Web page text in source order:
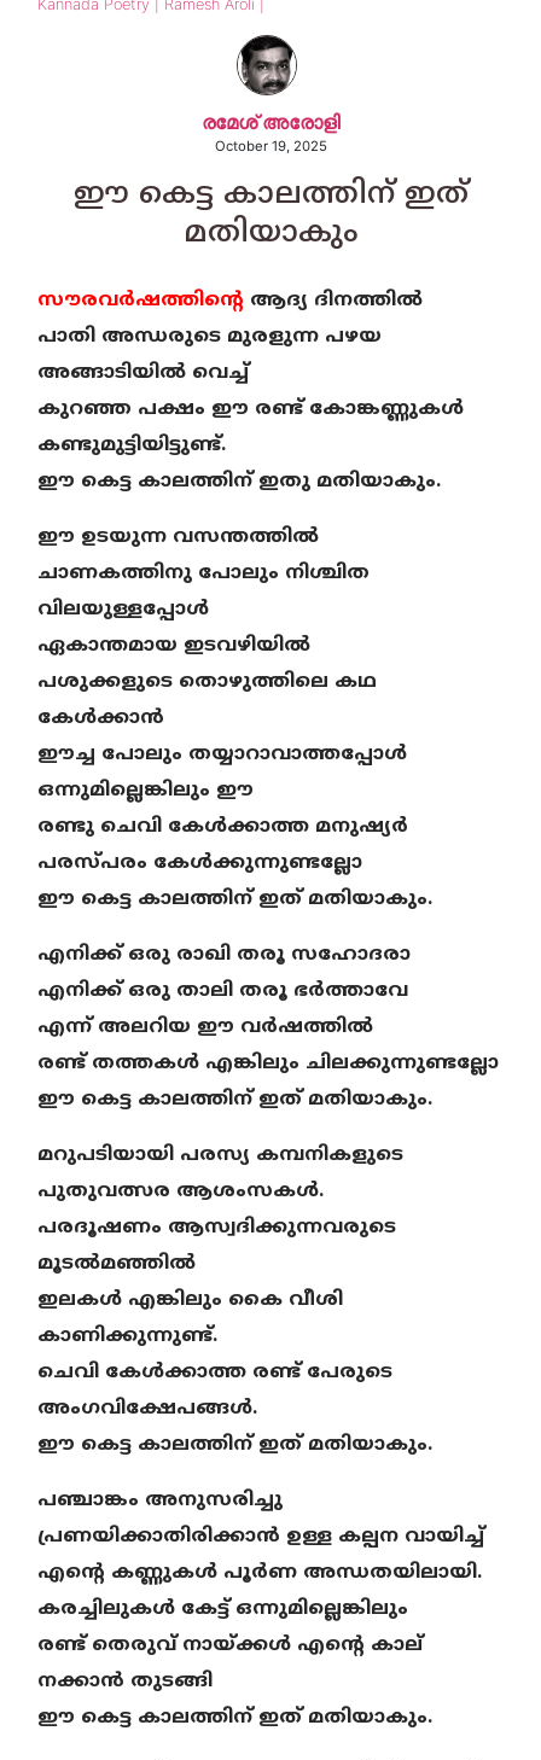
Kannada Poetry | Ramesh Aroli |
രമേശ്‌ അരോളി
October 19, 2025
ഈ കെട്ട കാലത്തിന് ഇത്
മതിയാകും
സൗരവര്‍ഷത്തിന്റെ ആദ്യ ദിനത്തില്‍
പാതി അന്ധരുടെ മുരളുന്ന പഴയ
അങ്ങാടിയില്‍ വെച്ച്
കുറഞ്ഞ പക്ഷം ഈ രണ്ട് കോങ്കണ്ണുകള്‍
കണ്ടുമുട്ടിയിട്ടുണ്ട്.
ഈ കെട്ട കാലത്തിന് ഇതു മതിയാകും.
ഈ ഉടയുന്ന വസന്തത്തില്‍
ചാണകത്തിനു പോലും നിശ്ചിത
വിലയുള്ളപ്പോള്‍
ഏകാന്തമായ ഇടവഴിയില്‍
പശുക്കളുടെ തൊഴുത്തിലെ കഥ
കേള്‍ക്കാന്‍
ഈച്ച പോലും തയ്യാറാവാത്തപ്പോള്‍
ഒന്നുമില്ലെങ്കിലും ഈ
രണ്ടു ചെവി കേള്‍ക്കാത്ത മനുഷ്യര്‍
പരസ്പരം കേള്‍ക്കുന്നുണ്ടല്ലോ
ഈ കെട്ട കാലത്തിന് ഇത് മതിയാകും.
എനിക്ക് ഒരു രാഖി തരൂ സഹോദരാ
എനിക്ക് ഒരു താലി തരൂ ഭര്‍ത്താവേ
എന്ന് അലറിയ ഈ വര്‍ഷത്തില്‍
രണ്ട് തത്തകള്‍ എങ്കിലും ചിലക്കുന്നുണ്ടല്ലോ
ഈ കെട്ട കാലത്തിന് ഇത് മതിയാകും.
മറുപടിയായി പരസ്യ കമ്പനികളുടെ
പുതുവത്സര ആശംസകള്‍.
പരദൂഷണം ആസ്വദിക്കുന്നവരുടെ
മൂടല്‍മഞ്ഞില്‍
ഇലകള്‍ എങ്കിലും കൈ വീശി
കാണിക്കുന്നുണ്ട്.
ചെവി കേള്‍ക്കാത്ത രണ്ട് പേരുടെ
അംഗവിക്ഷേപങ്ങള്‍.
ഈ കെട്ട കാലത്തിന് ഇത് മതിയാകും.
പഞ്ചാങ്കം അനുസരിച്ചു
പ്രണയിക്കാതിരിക്കാന്‍ ഉള്ള കല്പന വായിച്ച്
എന്റെ കണ്ണുകള്‍ പൂര്‍ണ അന്ധതയിലായി.
കരച്ചിലുകള്‍ കേട്ട് ഒന്നുമില്ലെങ്കിലും
രണ്ട് തെരുവ് നായ്ക്കള്‍ എന്റെ കാല്
നക്കാന്‍ തുടങ്ങി
ഈ കെട്ട കാലത്തിന് ഇത് മതിയാകും.